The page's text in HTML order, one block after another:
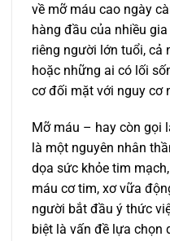
về mỡ máu cao ngày
hàng đầu của nhiều
riêng người lớn tuổi, cả
hoặc những ai có lối
cơ đối mặt với nguy cơ
Mỡ máu – hay còn gọi
là một nguyên nhân
dọa sức khỏe tim
máu cơ tim, xơ vữa
người bắt đầu ý thức
biệt là vấn đề lựa chọn